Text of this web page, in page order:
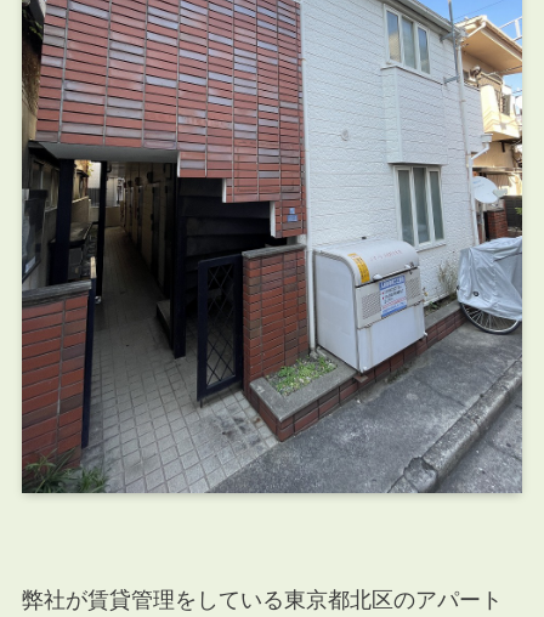
弊社が賃貸管理をしている東京都北区のアパート